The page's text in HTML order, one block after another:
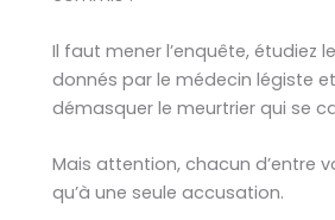
Il faut mener l’enquête, étudiez
donnés par le médecin légiste
démasquer le meurtrier qui se
Mais attention, chacun d’entre
qu’à une seule accusation.